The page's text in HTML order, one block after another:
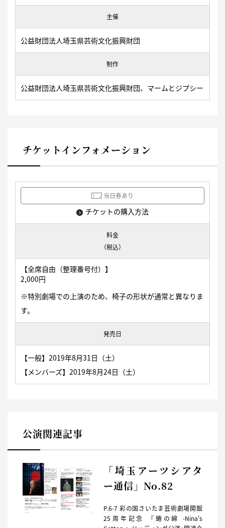
主催
公益財団法人埼玉県芸術文化振興財団
制作
公益財団法人埼玉県芸術文化振興財団、マームとジプシー
チケットインフォメーション
当日券あり
チケットの購入方法
料金
（税込）
【全席自由（整理番号付）】
2,000円
※特別劇場での上演のため、椅子の形状が通常と異なりま
す。
発売日
【一般】2019年8月31日（土）
【メンバーズ】2019年8月24日（土）
公演関連記事
「埼玉アーツシアタ
ー通信」No.82
P.6-7 彩の国さいたま芸術劇場開館
25周年記念 『蜷の綿 -Nina's